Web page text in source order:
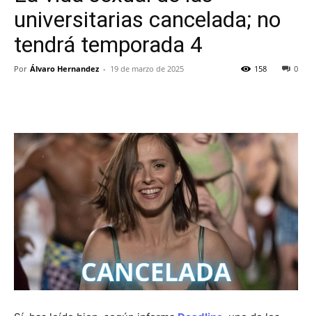
universitarias cancelada; no
tendrá temporada 4
Por Álvaro Hernandez - 19 de marzo de 2025 0
158